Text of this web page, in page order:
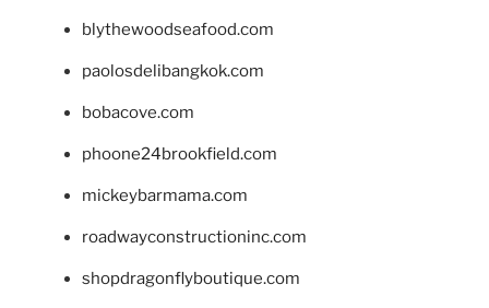
blythewoodseafood.com
paolosdelibangkok.com
bobacove.com
phoone24brookfield.com
mickeybarmama.com
roadwayconstructioninc.com
shopdragonflyboutique.com